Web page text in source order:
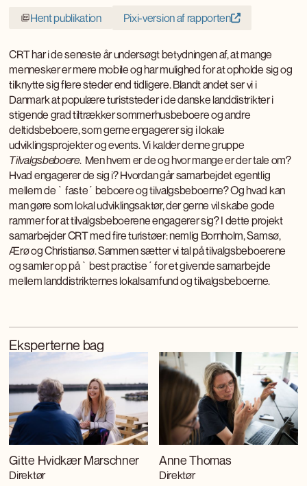
Hent publikation Pixi-version af rapporten
CRT har i de seneste år undersøgt betydningen af, at mange
mennesker er mere mobile og har mulighed for at opholde sig og
tilknytte sig flere steder end tidligere. Blandt andet ser vi i
Danmark at populære turiststeder i de danske landdistrikter i
stigende grad tiltrækker sommerhusbeboere og andre
deltidsbeboere, som gerne engagerer sig i lokale
udviklingsprojekter og events. Vi kalder denne gruppe
Tilvalgsbeboere. Men hvem er de og hvor mange er der tale om?
Hvad engagerer de sig i? Hvordan går samarbejdet egentlig
mellem de `faste´ beboere og tilvalgsbeboerne? Og hvad kan
man gøre som lokal udviklingsaktør, der gerne vil skabe gode
rammer for at tilvalgsbeboerene engagerer sig? I dette projekt
samarbejder CRT med fire turistøer: nemlig Bornholm, Samsø,
Ærø og Christiansø. Sammen sætter vi tal på tilvalgsbeboerene
og samler op på `best practise´ for et givende samarbejde
mellem landdistrikternes lokalsamfund og tilvalgsbeboerne.
Eksperterne bag
Gitte Hvidkær Marschner
Direktør
Anne Thomas
Direktør